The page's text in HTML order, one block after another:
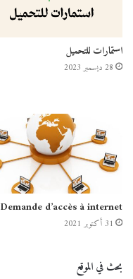
استمارات للتحميل
28 ديسمبر 2023
Demande d’accès à internet
31 أكتوبر 2021
بحث في الموقع